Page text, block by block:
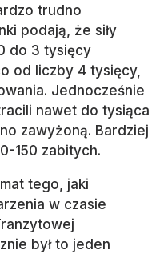
trudno
podają, że siły
do 3 tysięcy
od liczby 4 tysięcy,
Jednocześnie
nawet do tysiąca
zawyżoną. Bardziej
150 zabitych.
tego, jaki
w czasie
był to jeden